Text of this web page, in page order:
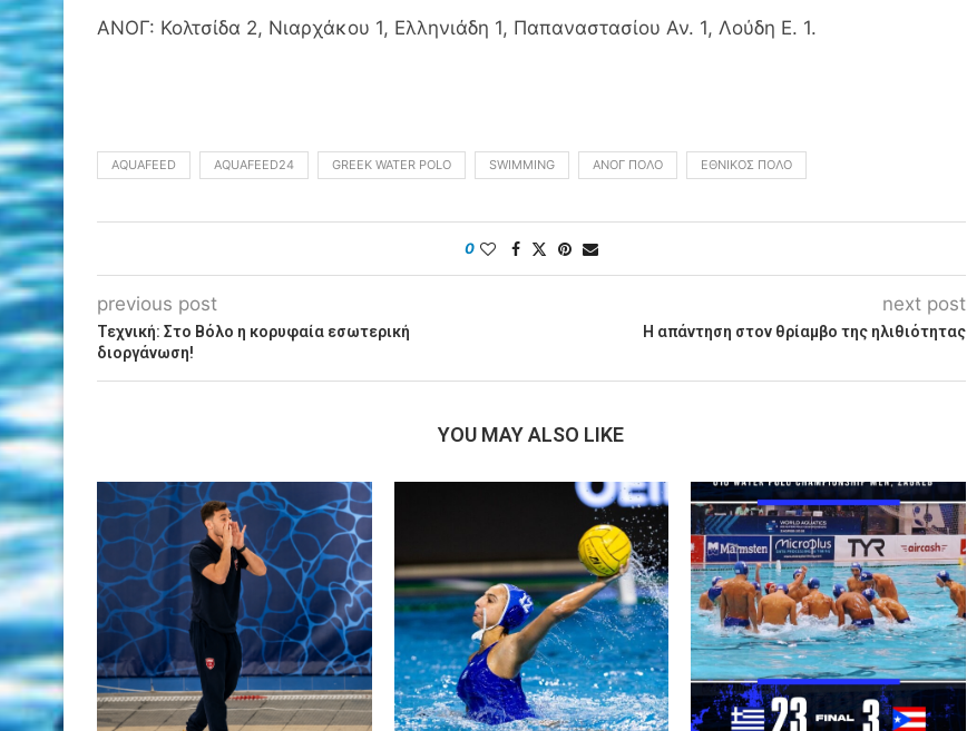
ΑΝΟΓ: Κολτσίδα 2, Νιαρχάκου 1, Ελληνιάδη 1, Παπαναστασίου Αν. 1, Λούδη Ε. 1.
AQUAFEED AQUAFEED24 GREEK WATER POLO SWIMMING ΑΝΟΓ ΠΌΛΟ ΕΘΝΙΚΌΣ ΠΌΛΟ
0
previous post
Τεχνική: Στο Βόλο η κορυφαία εσωτερική
διοργάνωση!
next post
Η απάντηση στον θρίαμβο της ηλιθιότητας
YOU MAY ALSO LIKE